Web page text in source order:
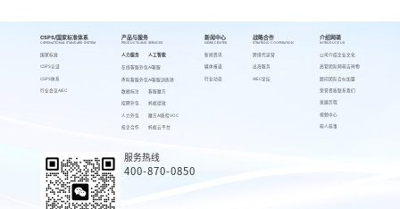
CSPS/国家标准体系
CSPS/NATIONAL STANDARD SYSTEM
国家标准
CSPS认证
CSPS体系
行业会议AIEC
产品与服务
PRODUCTS AND SERVICES
人力服务
在线客服外包
呼叫客服外包
数据标注
招聘外包
人力外包
校企合作
人工智能
AI客服
AI客服训练场
客服魔方
蚂蚁绩效
魔方AI质检VOC
蚂蚁云平台
新闻中心
NEWS CENTER
新闻资讯
媒体报道
行业动态
战略合作
STRATEGIC COOPERATION
跨境代运营
出海服务
AIEC论坛
介绍网萌
INTRODUCE US
公司介绍
高管团队
顾问团队
荣誉资质
发展历程
视频中心
萌人萌事
企业文化
网萌吉祥物
合伙加盟
联系我们
服务热线
400-870-0850